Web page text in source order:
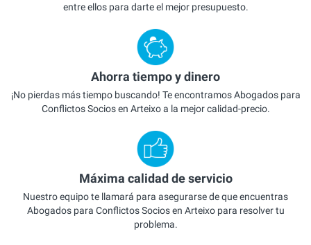
entre ellos para darte el mejor presupuesto.
Ahorra tiempo y dinero
¡No pierdas más tiempo buscando! Te encontramos Abogados para
Conflictos Socios en Arteixo a la mejor calidad-precio.
Máxima calidad de servicio
Nuestro equipo te llamará para asegurarse de que encuentras
Abogados para Conflictos Socios en Arteixo para resolver tu
problema.